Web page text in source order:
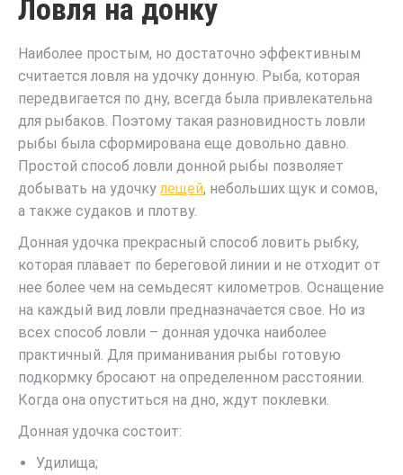
Ловля на донку
Наиболее простым, но достаточно эффективным
считается ловля на удочку донную. Рыба, которая
передвигается по дну, всегда была привлекательна
для рыбаков. Поэтому такая разновидность ловли
рыбы была сформирована еще довольно давно.
Простой способ ловли донной рыбы позволяет
добывать на удочкулещей, небольших щук и сомов,
а также судаков и плотву.
Донная удочка прекрасный способ ловить рыбку,
которая плавает по береговой линии и не отходит от
нее более чем на семьдесят километров. Оснащение
на каждый вид ловли предназначается свое. Но из
всех способ ловли – донная удочка наиболее
практичный. Для приманивания рыбы готовую
подкормку бросают на определенном расстоянии.
Когда она опуститься на дно, ждут поклевки.
Донная удочка состоит:
Удилища;